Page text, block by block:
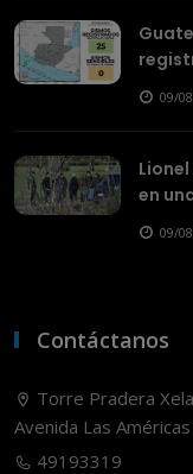
09/
en
09/
Contáctanos
Torre Pradera
Avenida Las
49193319